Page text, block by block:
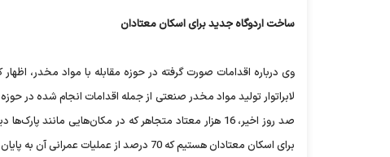
ساخت اردوگاه جدید برای اسکان معتادان
صد روز اخیر، 16 هزار معتاد متجاهر که در مکان‌هایی
برای اسکان معتادان هستیم که 70 درصد از عملیات عمرانی آن به پایان رسیده است.